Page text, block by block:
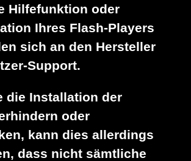
Hilfefunktion oder
Ihres Flash-Players
sich an den Hersteller
Support.
die Installation der
oder
kann dies allerdings
dass nicht sämtliche